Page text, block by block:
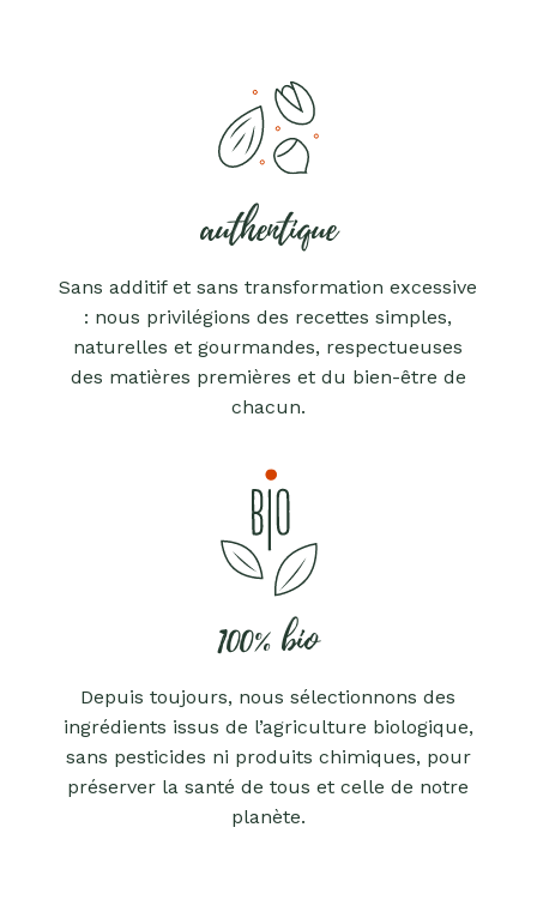
authentique
Sans additif et sans transformation excessive
: nous privilégions des recettes simples,
naturelles et gourmandes, respectueuses
des matières premières et du bien-être de
chacun.
100% bio
Depuis toujours, nous sélectionnons des
ingrédients issus de l’agriculture biologique,
sans pesticides ni produits chimiques, pour
préserver la santé de tous et celle de notre
planète.